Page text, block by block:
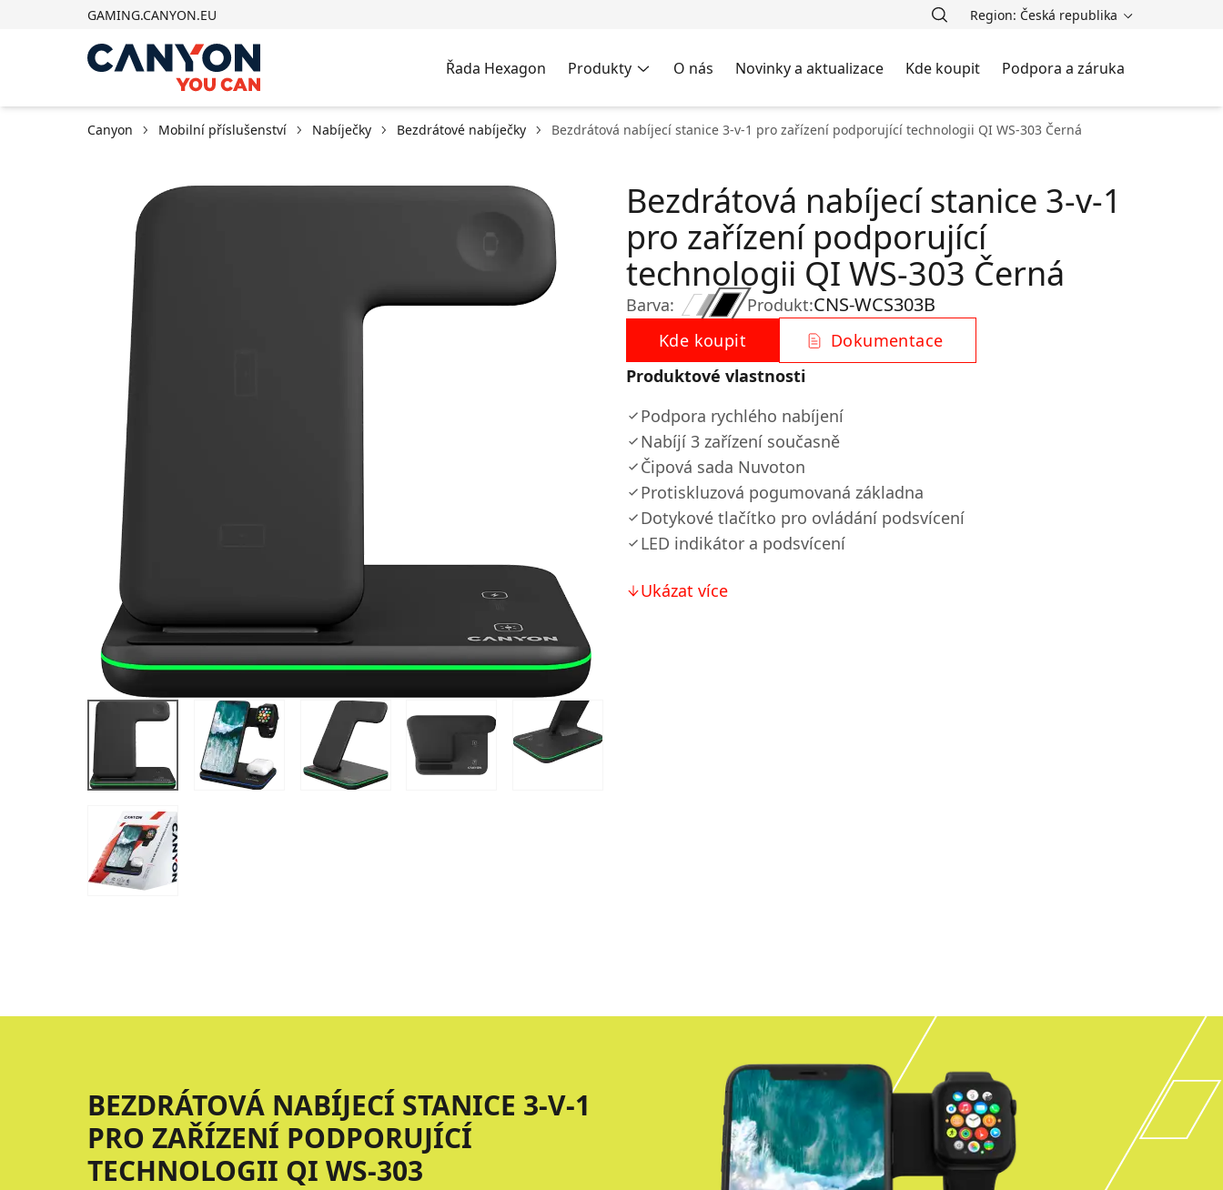
GAMING.CANYON.EU Region: Česká republika
Řada Hexagon Produkty O nás Novinky a aktualizace Kde koupit Podpora a záruka
Canyon Mobilní příslušenství Nabíječky Bezdrátové nabíječky Bezdrátová nabíjecí stanice 3-v-1 pro zařízení podporující technologii QI WS-303 Černá
Barva:
Bezdrátová nabíjecí stanice 3-v-1
pro zařízení podporující
technologii QI WS-303 Černá
Produkt:CNS-WCS303B
Kde koupit
Dokumentace
Produktové vlastnosti
Podpora rychlého nabíjení
Nabíjí 3 zařízení současně
Čipová sada Nuvoton
Protiskluzová pogumovaná základna
Dotykové tlačítko pro ovládání podsvícení
LED indikátor a podsvícení
Ukázat více
BEZDRÁTOVÁ NABÍJECÍ STANICE 3-V-1
PRO ZAŘÍZENÍ PODPORUJÍCÍ
TECHNOLOGII QI WS-303